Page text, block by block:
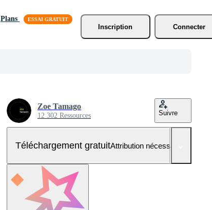
Plans
Inscription
Connecter
Zoe Tamago
12 302 Ressources Suivre
Téléchargement gratuitAttribution nécessaire